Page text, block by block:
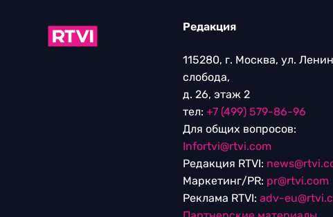
Редакция
115280, г. Москва, ул.
слобода,
д. 26, этаж 2
тел: +7 (499) 579-86-96
Для общих вопросов:
Infortvi@rtvi.com
Редакция RTVI:
Маркетинг/PR: pr@rtvi.com
Реклама RTVI: adv-